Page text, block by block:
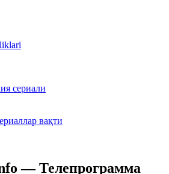
сериали
вақти
— Телепрограмма